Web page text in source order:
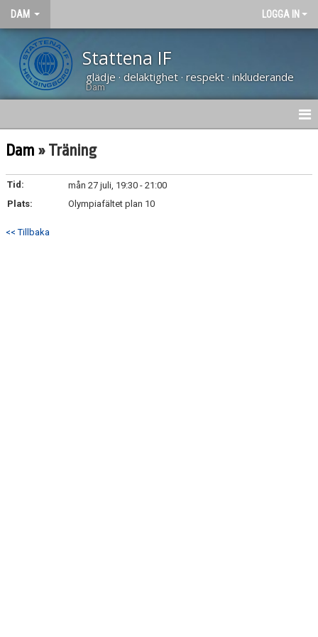
DAM LOGGA IN
Stattena IF
glädje · delaktighet · respekt · inkluderande
Dam
HEM
NYHETER
KALENDER
TRUPPEN
Dam » Träning
Tid:
mån 27 juli, 19:30 - 21:00
Plats:
Olympiafältet plan 10
<< Tillbaka